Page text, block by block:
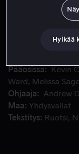
Ikääntyvä
Ikääntyvä
pelastusuimarien
Beringinsalmella.
Pääosissa Kevin
Ward
Melissa
Ohjaaja
Andrew
Maa
Yhdysvallat
Tekstitys
Ruotsi
Hylkää